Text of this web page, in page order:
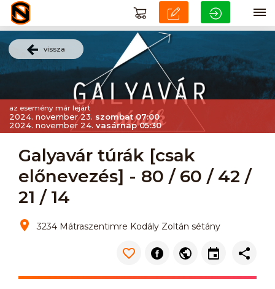
vissza
az esemény már lejárt
2024. november 23. szombat 07:00
2024. november 24. vasárnap 05:30
Galyavár túrák [csak
előnevezés] - 80 / 60 / 42 /
21 / 14
3234 Mátraszentimre Kodály Zoltán sétány